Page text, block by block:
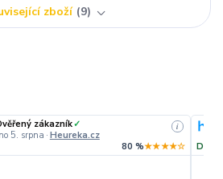
zboží 9
zákazník✓
5. srpna · Heureka.cz
i
80 %★★★★☆